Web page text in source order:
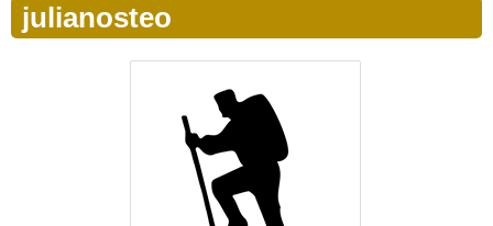
julianosteo